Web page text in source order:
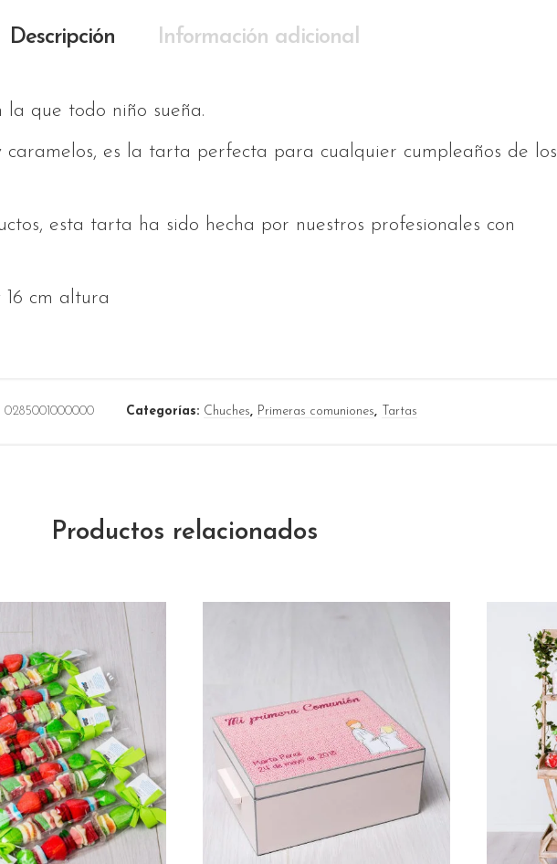
Descripción Información adicional
que todo niño sueña.
caramelos, es la tarta perfecta para cualquier cumpleaños de los
esta tarta ha sido hecha por nuestros profesionales con
cm altura
0285001000000 Categorías: Chuches, Primeras comuniones, Tartas
Productos relacionados